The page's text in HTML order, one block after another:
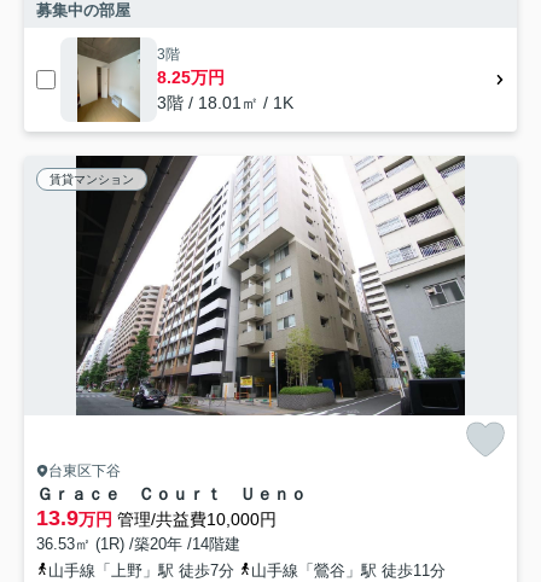
募集中の部屋
3階
8.25万円
3階 / 18.01㎡ / 1K
賃貸マンション
台東区下谷
Ｇｒａｃｅ Ｃｏｕｒｔ Ｕｅｎｏ
13.9万円 管理/共益費10,000円
36.53㎡ (1R) /築20年 /14階建
山手線「上野」駅 徒歩7分
山手線「鶯谷」駅 徒歩11分